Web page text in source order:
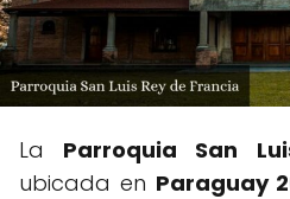
La Parroquia San
ubicada en Paraguay